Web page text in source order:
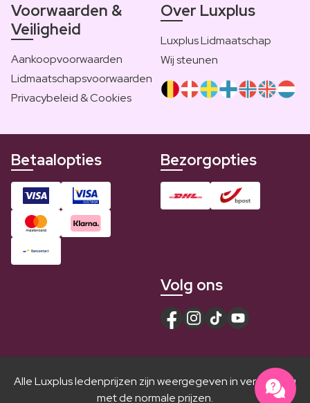
Voorwaarden &
Veiligheid
Aankoopvoorwaarden
Lidmaatschapsvoorwaarden
Privacybeleid & Cookies
Over Luxplus
Luxplus Lidmaatschap
Wij steunen
Betaalopties Bezorgopties
Volg ons
Alle Luxplus ledenprijzen zijn weergegeven in vergelijking
met de normale prijzen.